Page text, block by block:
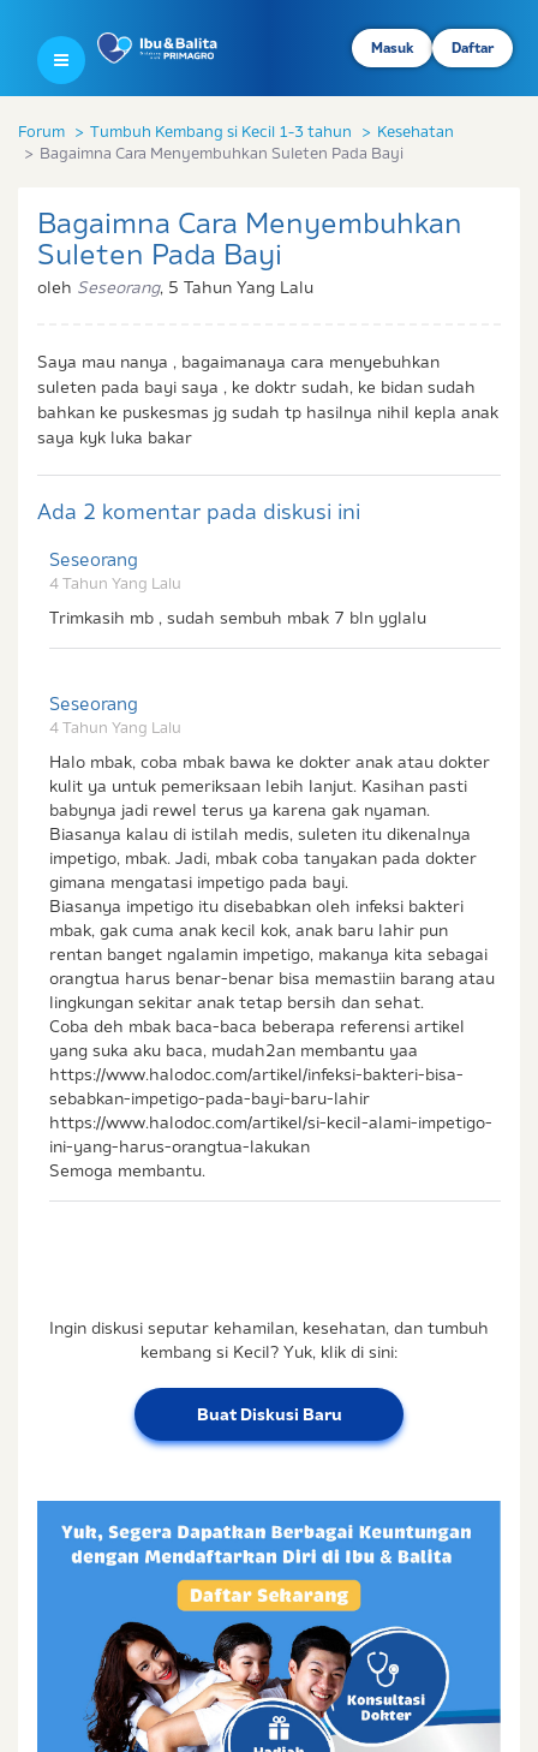
Masuk Daftar
Forum Tumbuh Kembang si Kecil 1-3 tahun
Kesehatan
Bagaimna Cara Menyembuhkan Suleten Pada Bayi
Bagaimna Cara Menyembuhkan
Suleten Pada Bayi
oleh Seseorang, 5 Tahun Yang Lalu
Saya mau nanya , bagaimanaya cara menyebuhkan
suleten pada bayi saya , ke doktr sudah, ke bidan sudah
bahkan ke puskesmas jg sudah tp hasilnya nihil kepla anak
saya kyk luka bakar
Ada 2 komentar pada diskusi ini
Seseorang
4 Tahun Yang Lalu
Trimkasih mb , sudah sembuh mbak 7 bln yglalu
Seseorang
4 Tahun Yang Lalu
Halo mbak, coba mbak bawa ke dokter anak atau dokter
kulit ya untuk pemeriksaan lebih lanjut. Kasihan pasti
babynya jadi rewel terus ya karena gak nyaman.
Biasanya kalau di istilah medis, suleten itu dikenalnya
impetigo, mbak. Jadi, mbak coba tanyakan pada dokter
gimana mengatasi impetigo pada bayi.
Biasanya impetigo itu disebabkan oleh infeksi bakteri
mbak, gak cuma anak kecil kok, anak baru lahir pun
rentan banget ngalamin impetigo, makanya kita sebagai
orangtua harus benar-benar bisa memastiin barang atau
lingkungan sekitar anak tetap bersih dan sehat.
Coba deh mbak baca-baca beberapa referensi artikel
yang suka aku baca, mudah2an membantu yaa
https://www.halodoc.com/artikel/infeksi-bakteri-bisa-
sebabkan-impetigo-pada-bayi-baru-lahir
https://www.halodoc.com/artikel/si-kecil-alami-impetigo-
ini-yang-harus-orangtua-lakukan
Semoga membantu.
Ingin diskusi seputar kehamilan, kesehatan, dan tumbuh
kembang si Kecil? Yuk, klik di sini:
Buat Diskusi Baru